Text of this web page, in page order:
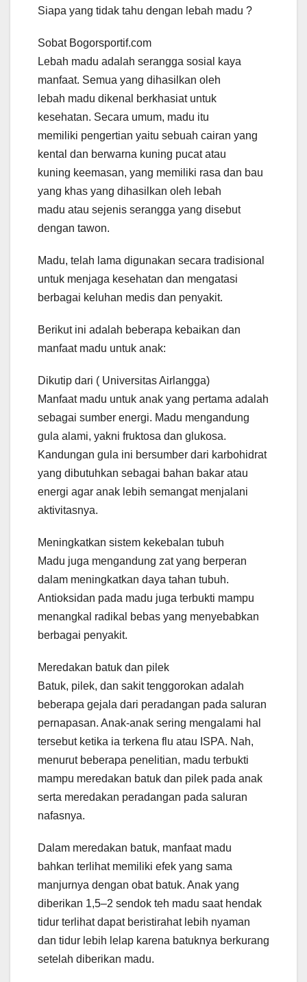
Siapa yang tidak tahu dengan lebah madu ?
Sobat Bogorsportif.com
Lebah madu adalah serangga sosial kaya
manfaat. Semua yang dihasilkan oleh
lebah madu dikenal berkhasiat untuk
kesehatan. Secara umum, madu itu
memiliki pengertian yaitu sebuah cairan yang
kental dan berwarna kuning pucat atau
kuning keemasan, yang memiliki rasa dan bau
yang khas yang dihasilkan oleh lebah
madu atau sejenis serangga yang disebut
dengan tawon.
Madu, telah lama digunakan secara tradisional
untuk menjaga kesehatan dan mengatasi
berbagai keluhan medis dan penyakit.
Berikut ini adalah beberapa kebaikan dan
manfaat madu untuk anak:
Dikutip dari ( Universitas Airlangga)
Manfaat madu untuk anak yang pertama adalah
sebagai sumber energi. Madu mengandung
gula alami, yakni fruktosa dan glukosa.
Kandungan gula ini bersumber dari karbohidrat
yang dibutuhkan sebagai bahan bakar atau
energi agar anak lebih semangat menjalani
aktivitasnya.
Meningkatkan sistem kekebalan tubuh
Madu juga mengandung zat yang berperan
dalam meningkatkan daya tahan tubuh.
Antioksidan pada madu juga terbukti mampu
menangkal radikal bebas yang menyebabkan
berbagai penyakit.
Meredakan batuk dan pilek
Batuk, pilek, dan sakit tenggorokan adalah
beberapa gejala dari peradangan pada saluran
pernapasan. Anak-anak sering mengalami hal
tersebut ketika ia terkena flu atau ISPA. Nah,
menurut beberapa penelitian, madu terbukti
mampu meredakan batuk dan pilek pada anak
serta meredakan peradangan pada saluran
nafasnya.
Dalam meredakan batuk, manfaat madu
bahkan terlihat memiliki efek yang sama
manjurnya dengan obat batuk. Anak yang
diberikan 1,5–2 sendok teh madu saat hendak
tidur terlihat dapat beristirahat lebih nyaman
dan tidur lebih lelap karena batuknya berkurang
setelah diberikan madu.